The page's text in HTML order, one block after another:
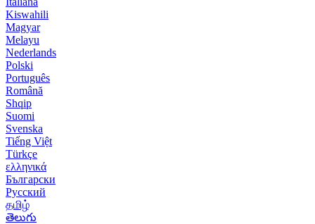
Kiswahili
Magyar
Melayu
Nederlands
Polski
Português
Română
Shqip
Suomi
Svenska
Tiếng Việt
Türkçe
ελληνικά
Български
Русский
தமிழ்
తెలుగు